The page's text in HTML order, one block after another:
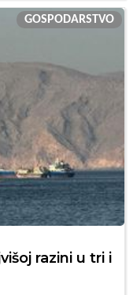
GOSPODARSTVO
razini u tri i